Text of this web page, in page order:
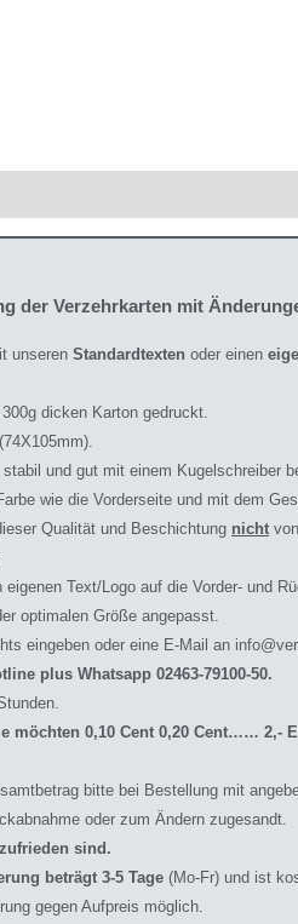
der Verzehrkarten mit
unseren Standardtexten oder einen
dicken Karton gedruckt.
und gut mit einem Kugelschreiber
wie die Vorderseite und mit dem
Qualität und Beschichtung nicht
Text/Logo auf die Vorder- und
optimalen Größe angepasst.
eingeben oder eine E-Mail an
plus Whatsapp 02463-79100-50.
möchten 0,10 Cent 0,20 Cent…… 2,-
bitte bei Bestellung mit
oder zum Ändern zugesandt.
sind.
beträgt 3-5 Tage (Mo-Fr) und ist
gegen Aufpreis möglich.